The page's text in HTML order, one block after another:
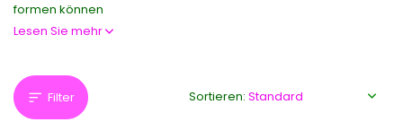
formen können
Lesen Sie mehr
Filter Sortieren: